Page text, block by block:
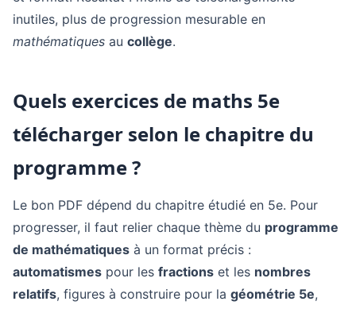
inutiles, plus de progression mesurable en
mathématiques au collège.
Quels exercices de maths 5e
télécharger selon le chapitre du
programme ?
Le bon PDF dépend du chapitre étudié en 5e. Pour
progresser, il faut relier chaque thème du programme
de mathématiques à un format précis :
automatismes pour les fractions et les nombres
relatifs, figures à construire pour la géométrie 5e,